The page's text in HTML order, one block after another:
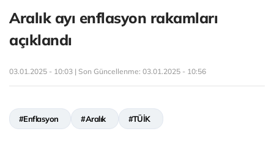
Aralık ayı enflasyon rakamları
açıklandı
03.01.2025 - 10:03 | Son Güncellenme: 03.01.2025 - 10:56
#Enflasyon #Aralık #TÜİK